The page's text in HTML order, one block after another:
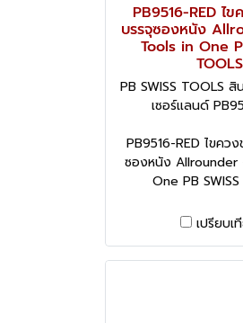
PB9516-RED ไ
บรรจุซองหนัง
Tools in One
TOOLS
PB SWISS TOOLS
เซอร์แลนด์
PB9516-RED ไขคว
ซองหนัง Allrounder
One PB
เปรียบเ